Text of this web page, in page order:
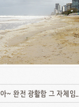
아~ 완전 광활함 그 자체임..